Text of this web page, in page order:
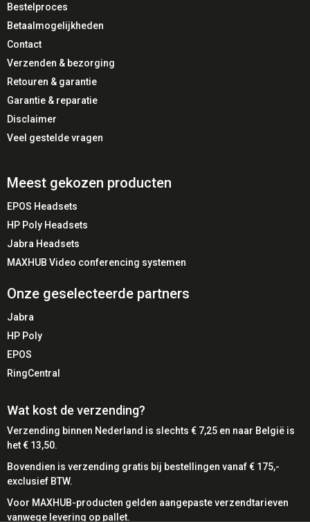
Bestelproces
Betaalmogelijkheden
Contact
Verzenden & bezorging
Retouren & garantie
Garantie & reparatie
Disclaimer
Veel gestelde vragen
Meest gekozen producten
EPOS Headsets
HP Poly Headsets
Jabra Headsets
MAXHUB Video conferencing systemen
Onze geselecteerde partners
Jabra
HP Poly
EPOS
RingCentral
Wat kost de verzending?
Verzending binnen Nederland is slechts € 7,25 en naar België is
het € 13,50.
Bovendien is verzending gratis bij bestellingen vanaf € 175,-
exclusief BTW.
Voor MAXHUB-producten gelden aangepaste verzendtarieven
vanwege levering op pallet.